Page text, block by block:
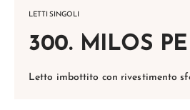
LETTI SINGOLI
300. MILOS
Letto imbottito con rivestimento